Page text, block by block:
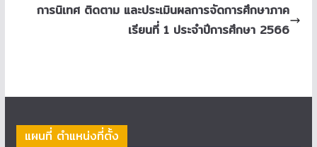
การนิเทศ ติดตาม และประเมินผลการจัดการศึกษาภาค
เรียนที่ 1 ประจำปีการศึกษา 2566
แผนที่ ตำแหน่งที่ตั้ง